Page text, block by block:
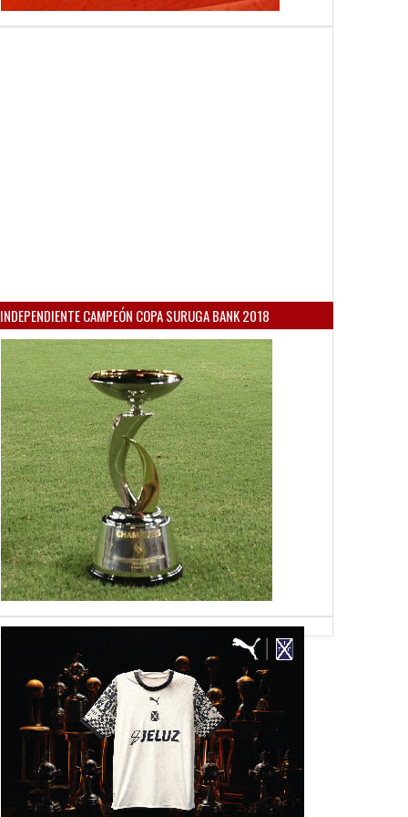
INDEPENDIENTE CAMPEÓN COPA SURUGA BANK 2018